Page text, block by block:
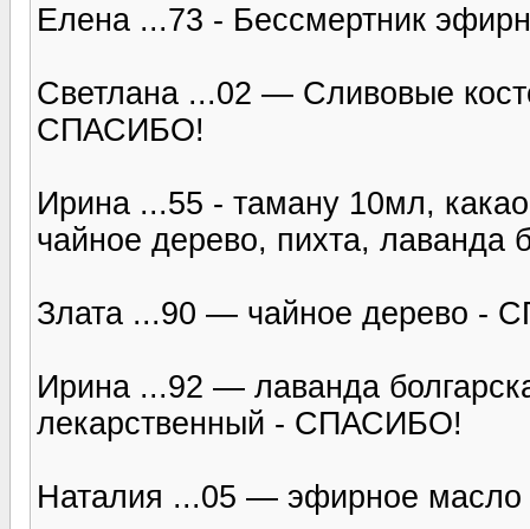
Елена ...73 - Бессмертник
Светлана ...02 — Сливовые
СПАСИБО!
Ирина ...55 - таману 10мл,
чайное дерево, пихта,
Злата ...90 — чайное дерево -
Ирина ...92 — лаванда
лекарственный - СПАСИБО!
Наталия ...05 — эфирное